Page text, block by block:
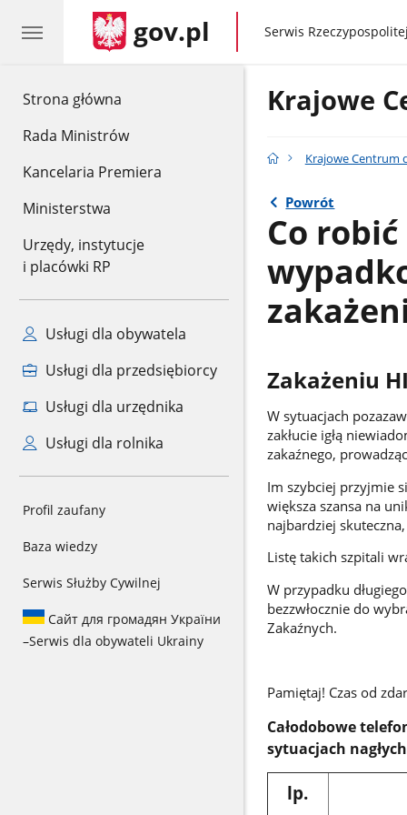
Strona główna
Rada Ministrów
Kancelaria Premiera
Ministerstwa
Urzędy, instytucje
i placówki RP
Usługi dla obywatela
Usługi dla przedsiębiorcy
Usługi dla urzędnika
Usługi dla rolnika
Profil zaufany
Baza wiedzy
Serwis Służby Cywilnej
Сайт для громадян України
–Serwis dla obywateli Ukrainy
gov.pl gov.pl
Serwis
Krajowe
Krajowe Centrum
Powrót
Co
Zakażeniu
W sytuacjach
zakłucie igłą
zakaźnego,
Im szybciej przyjmie
większa szansa na
najbardziej
Listę takich szpitali
W przypadku
bezzwłocznie do
Zakaźnych.
Pamiętaj! Czas od
Całodobowe
sytuacjach
lp.